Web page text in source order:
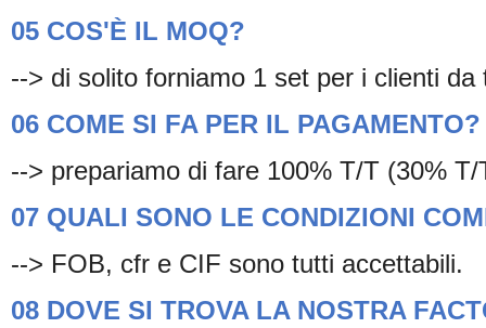
05 COS'È IL MOQ?
--> di solito forniamo 1 set per i clienti da
06 COME SI FA PER IL PAGAMENTO?
--> prepariamo di fare 100% T/T (30%
07 QUALI SONO LE CONDIZIONI
--> FOB, cfr e CIF sono tutti accettabili.
08 DOVE SI TROVA LA NOSTRA